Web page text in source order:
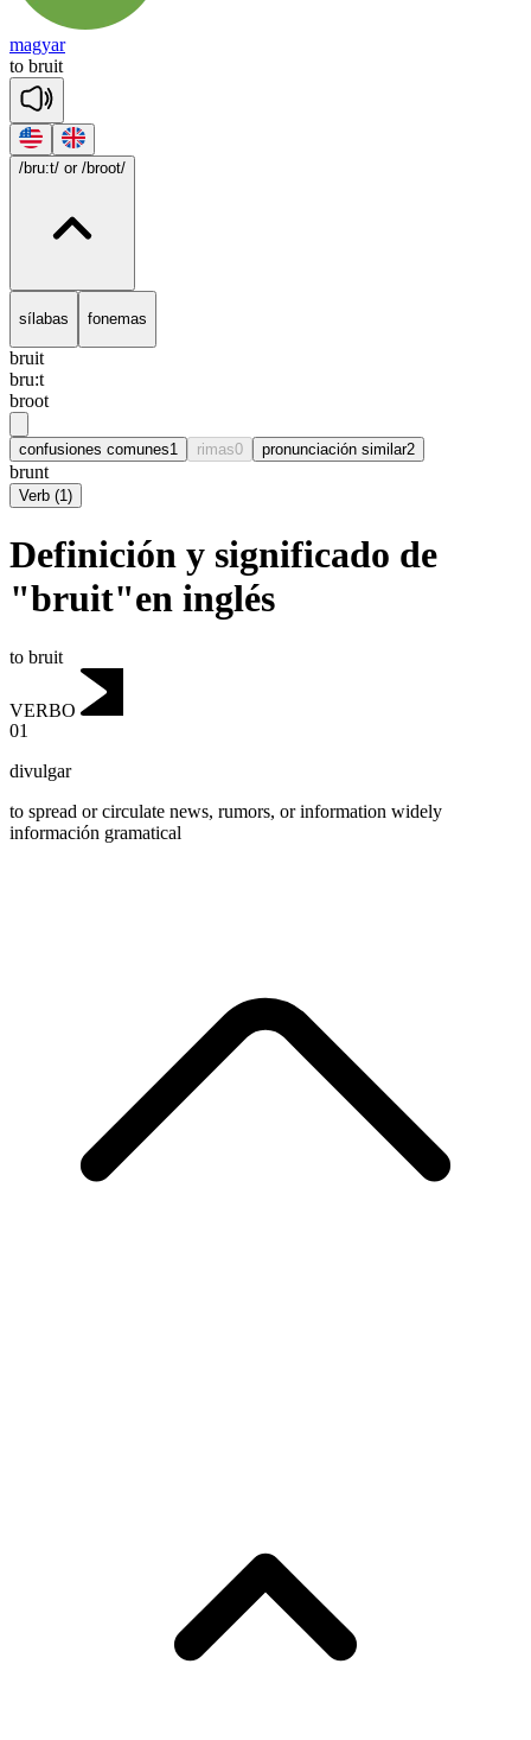
magyar
to bruit
/bru:t/ or /broot/
sílabas fonemas
bruit
bru:t
broot
confusiones comunes1 rimas0 pronunciación similar2
brunt
Verb (1)
Definición y significado de
"bruit"en inglés
to bruit
VERBO
01
divulgar
to spread or circulate news, rumors, or information widely
información gramatical